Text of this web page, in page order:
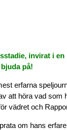
invirat i
på!
erfarna
att höra vad som
vädret och
om hans